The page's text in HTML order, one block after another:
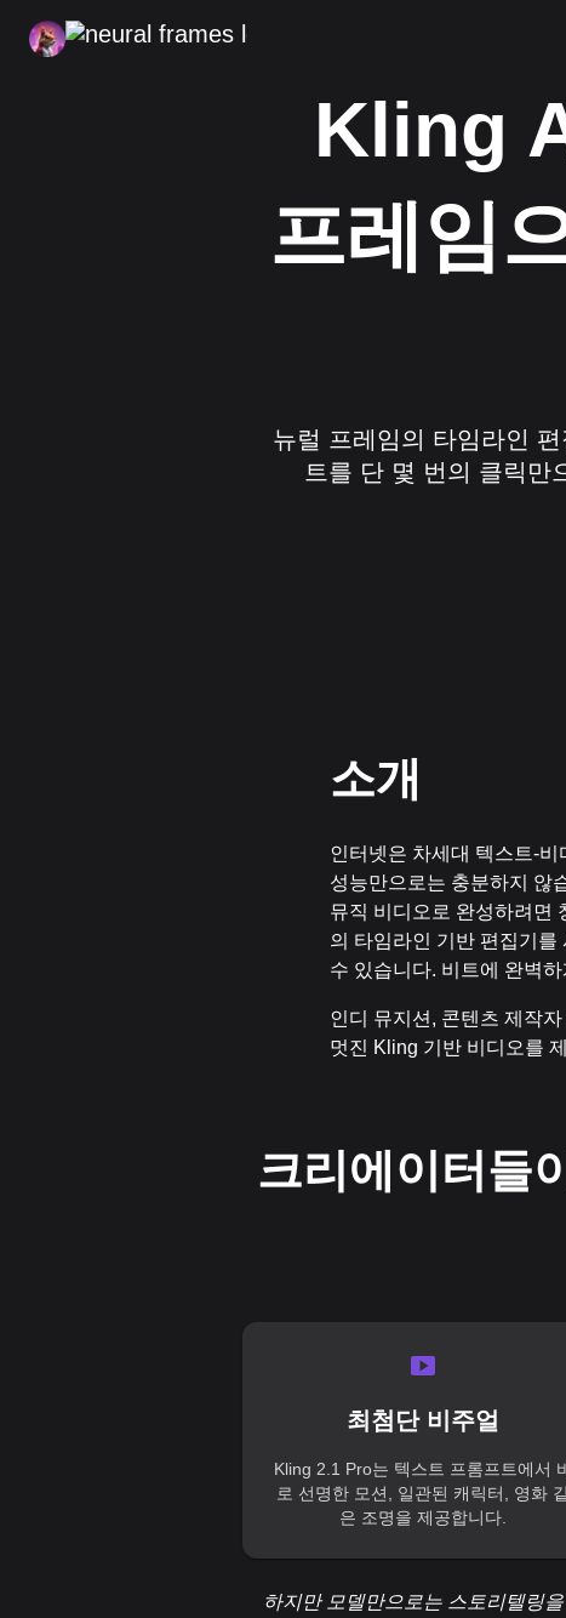
Kling
프레임
뉴럴 프레임의 타임라인
트를 단 몇 번의 클릭만
소개
인터넷은 차세대 텍스트-
성능만으로는 충분하지 않
뮤직 비디오로 완성하려면
의 타임라인 기반 편집기
수 있습니다. 비트에 완벽
인디 뮤지션, 콘텐츠 제작
멋진 Kling 기반 비디오를
크리에이터들
최첨단 비주얼
Kling 2.1 Pro는 텍스트 프롬프트에서
로 선명한 모션, 일관된 캐릭터, 영화
은 조명을 제공합니다.
하지만 모델만으로는 스토리텔링